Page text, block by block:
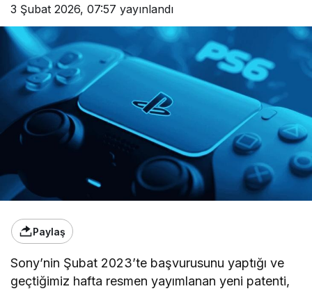
3 Şubat 2026, 07:57 yayınlandı
Paylaş
Sony’nin Şubat 2023’te başvurusunu yaptığı ve
geçtiğimiz hafta resmen yayımlanan yeni patenti,